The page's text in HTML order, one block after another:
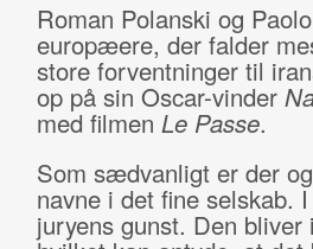
Roman Polanski og
europæere, der falder
store forventninger til
op på sin Oscar-vinder
med filmen Le Passe.
Som sædvanligt er der
navne i det fine selskab.
juryens gunst. Den